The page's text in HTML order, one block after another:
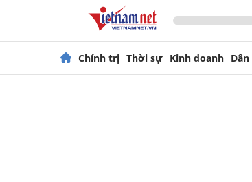
Chính trị Thời sự Kinh doanh